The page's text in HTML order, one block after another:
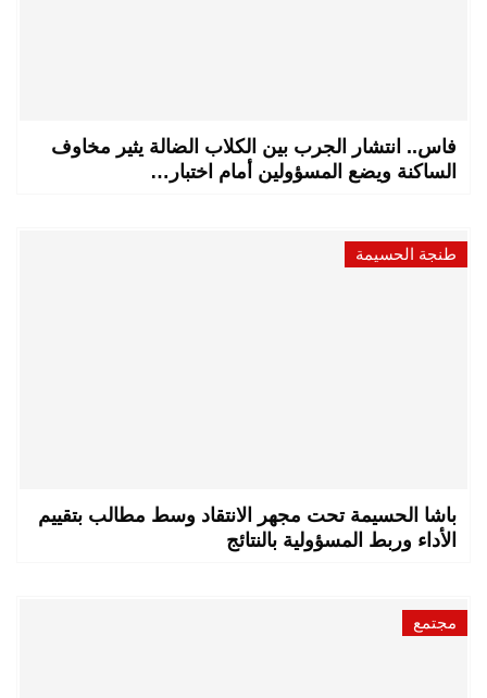
فاس.. انتشار الجرب بين الكلاب الضالة يثير مخاوف
الساكنة ويضع المسؤولين أمام اختبار…
طنجة الحسيمة
باشا الحسيمة تحت مجهر الانتقاد وسط مطالب بتقييم
الأداء وربط المسؤولية بالنتائج
مجتمع